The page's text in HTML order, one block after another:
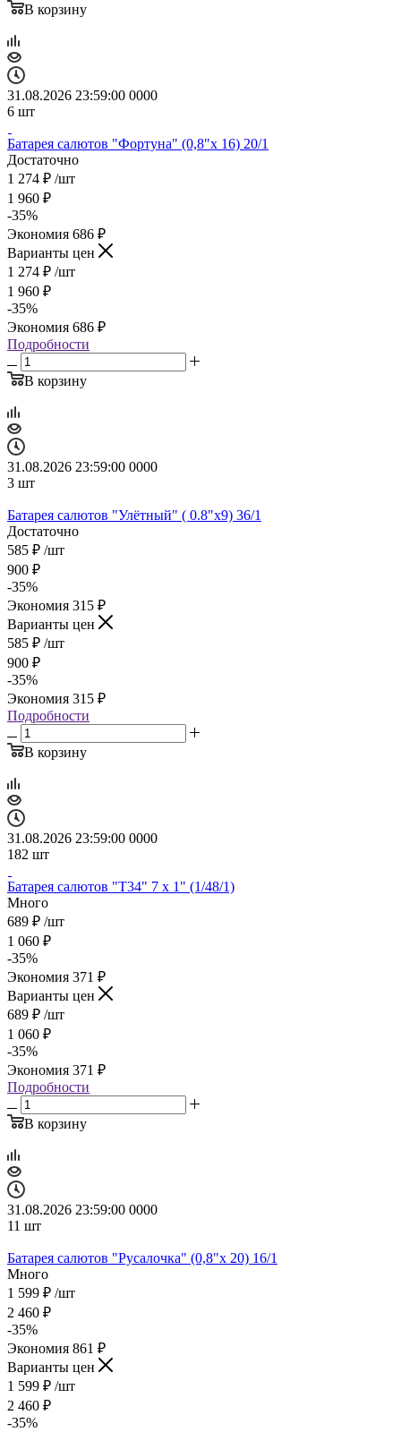
В корзину
31.08.2026 23:59:00 0000
6 шт
Батарея салютов "Фортуна" (0,8"х 16) 20/1
Достаточно
1 274 ₽ /шт
1 960 ₽
-35%
Экономия 686 ₽
Варианты цен
1 274 ₽ /шт
1 960 ₽
-35%
Экономия 686 ₽
Подробности
В корзину
31.08.2026 23:59:00 0000
3 шт
Батарея салютов "Улётный" ( 0.8"х9) 36/1
Достаточно
585 ₽ /шт
900 ₽
-35%
Экономия 315 ₽
Варианты цен
585 ₽ /шт
900 ₽
-35%
Экономия 315 ₽
Подробности
В корзину
31.08.2026 23:59:00 0000
182 шт
Батарея салютов "Т34" 7 х 1" (1/48/1)
Много
689 ₽ /шт
1 060 ₽
-35%
Экономия 371 ₽
Варианты цен
689 ₽ /шт
1 060 ₽
-35%
Экономия 371 ₽
Подробности
В корзину
31.08.2026 23:59:00 0000
11 шт
Батарея салютов "Русалочка" (0,8"х 20) 16/1
Много
1 599 ₽ /шт
2 460 ₽
-35%
Экономия 861 ₽
Варианты цен
1 599 ₽ /шт
2 460 ₽
-35%